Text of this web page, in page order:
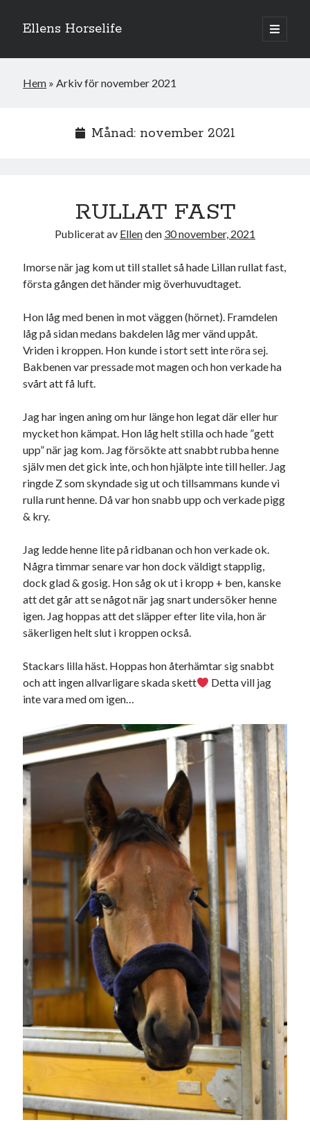
Ellens Horselife
öppna
primär
Sidopanel
denna bloggen kan ni följa min resa med hästarna, från ponnytävlingar i
dressyr & hoppning till MSV hopp & dressyr på stor häst.
Sök
Sök
VI TRÄNAR VIDARE!
MYCKET FLUGOR
IDA; dagens hoppning!
HINDERBANA
130 BAND
Kategorier
Allmänt(997)
Extrahästar(58)
Hållidej(276)
Heart of Hope(39)
Heart Paal(216)
Källhults Spotless(163)
Min Träning(220)
Ninlil (34)
Resor(111)
Tävling(159)
Träningar
Senaste kommentarerna
Ellen
VINST!!!
CamillaomVINST!!!
EllenomSPAM
november 2021
M T O T F L
S
1
2 3 4 5 6
10 11 12 13
14
19 20
22
23 24 26 27
29
30
Hem »Arkiv för november 2021
Månad: november 2021
RULLAT FAST
Publicerat av Ellenden 30 november, 2021
Imorse när jag kom ut till stallet så hade Lillan rullat fast,
första gången det händer mig överhuvudtaget.
Hon låg med benen in mot väggen (hörnet). Framdelen
låg på sidan medans bakdelen låg mer vänd uppåt.
Vriden i kroppen. Hon kunde i stort sett inte röra sej.
Bakbenen var pressade mot magen och hon verkade ha
svårt att få luft.
Jag har ingen aning om hur länge hon legat där eller hur
mycket hon kämpat. Hon låg helt stilla och hade ”gett
upp” när jag kom. Jag försökte att snabbt rubba henne
själv men det gick inte, och hon hjälpte inte till heller. Jag
ringde Z som skyndade sig ut och tillsammans kunde vi
rulla runt henne. Då var hon snabb upp och verkade pigg
& kry.
Jag ledde henne lite på ridbanan och hon verkade ok.
Några timmar senare var hon dock väldigt stapplig,
dock glad & gosig. Hon såg ok ut i kropp + ben, kanske
att det går att se något när jag snart undersöker henne
igen. Jag hoppas att det släpper efter lite vila, hon är
säkerligen helt slut i kroppen också.
Stackars lilla häst. Hoppas hon återhämtar sig snabbt
och att ingen allvarligare skada skett
Detta vill jag
inte vara med om igen…